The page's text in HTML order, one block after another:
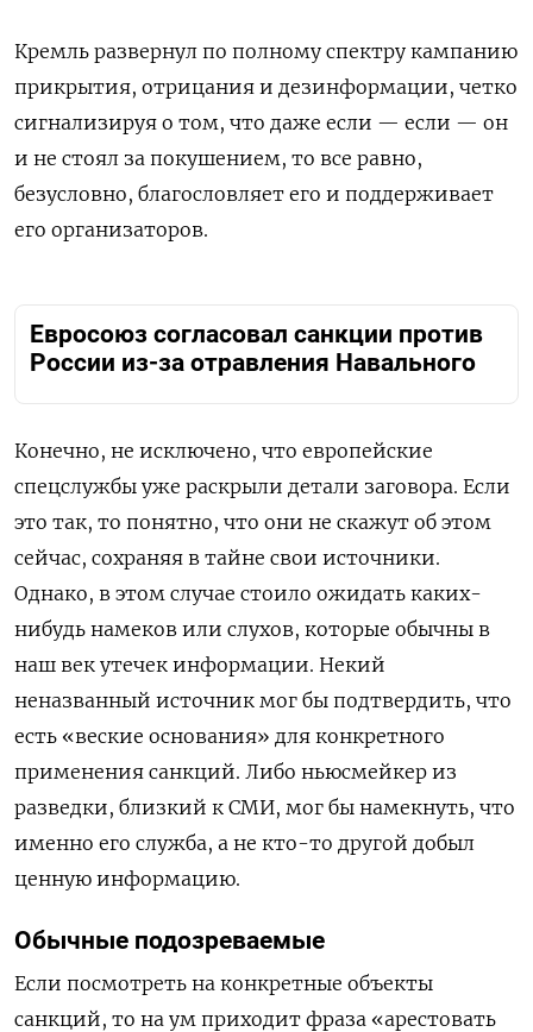
Кремль развернул по полному спектру кампанию
прикрытия, отрицания и дезинформации, четко
сигнализируя о том, что даже если — если — он
и не стоял за покушением, то все равно,
безусловно, благословляет его и поддерживает
его организаторов.
Евросоюз согласовал санкции против
России из-за отравления Навального
Конечно, не исключено, что европейские
спецслужбы уже раскрыли детали заговора. Если
это так, то понятно, что они не скажут об этом
сейчас, сохраняя в тайне свои источники.
Однако, в этом случае стоило ожидать каких-
нибудь намеков или слухов, которые обычны в
наш век утечек информации. Некий
неназванный источник мог бы подтвердить, что
есть «веские основания» для конкретного
применения санкций. Либо ньюсмейкер из
разведки, близкий к СМИ, мог бы намекнуть, что
именно его служба, а не кто-то другой добыл
ценную информацию.
Обычные подозреваемые
Если посмотреть на конкретные объекты
санкций, то на ум приходит фраза «арестовать